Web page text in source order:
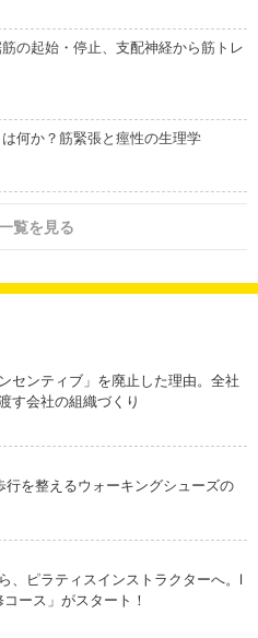
筋の起始・停止、支配神経から筋トレ
は何か？筋緊張と痙性の生理学
覧を見る
センティブ」を廃止した理由。全社
す会社の組織づくり
行を整えるウォーキングシューズの
、ピラティスインストラクターへ。l
ース」がスタート！